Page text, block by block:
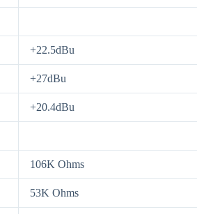
+22.5dBu
+27dBu
+20.4dBu
106K Ohms
53K Ohms